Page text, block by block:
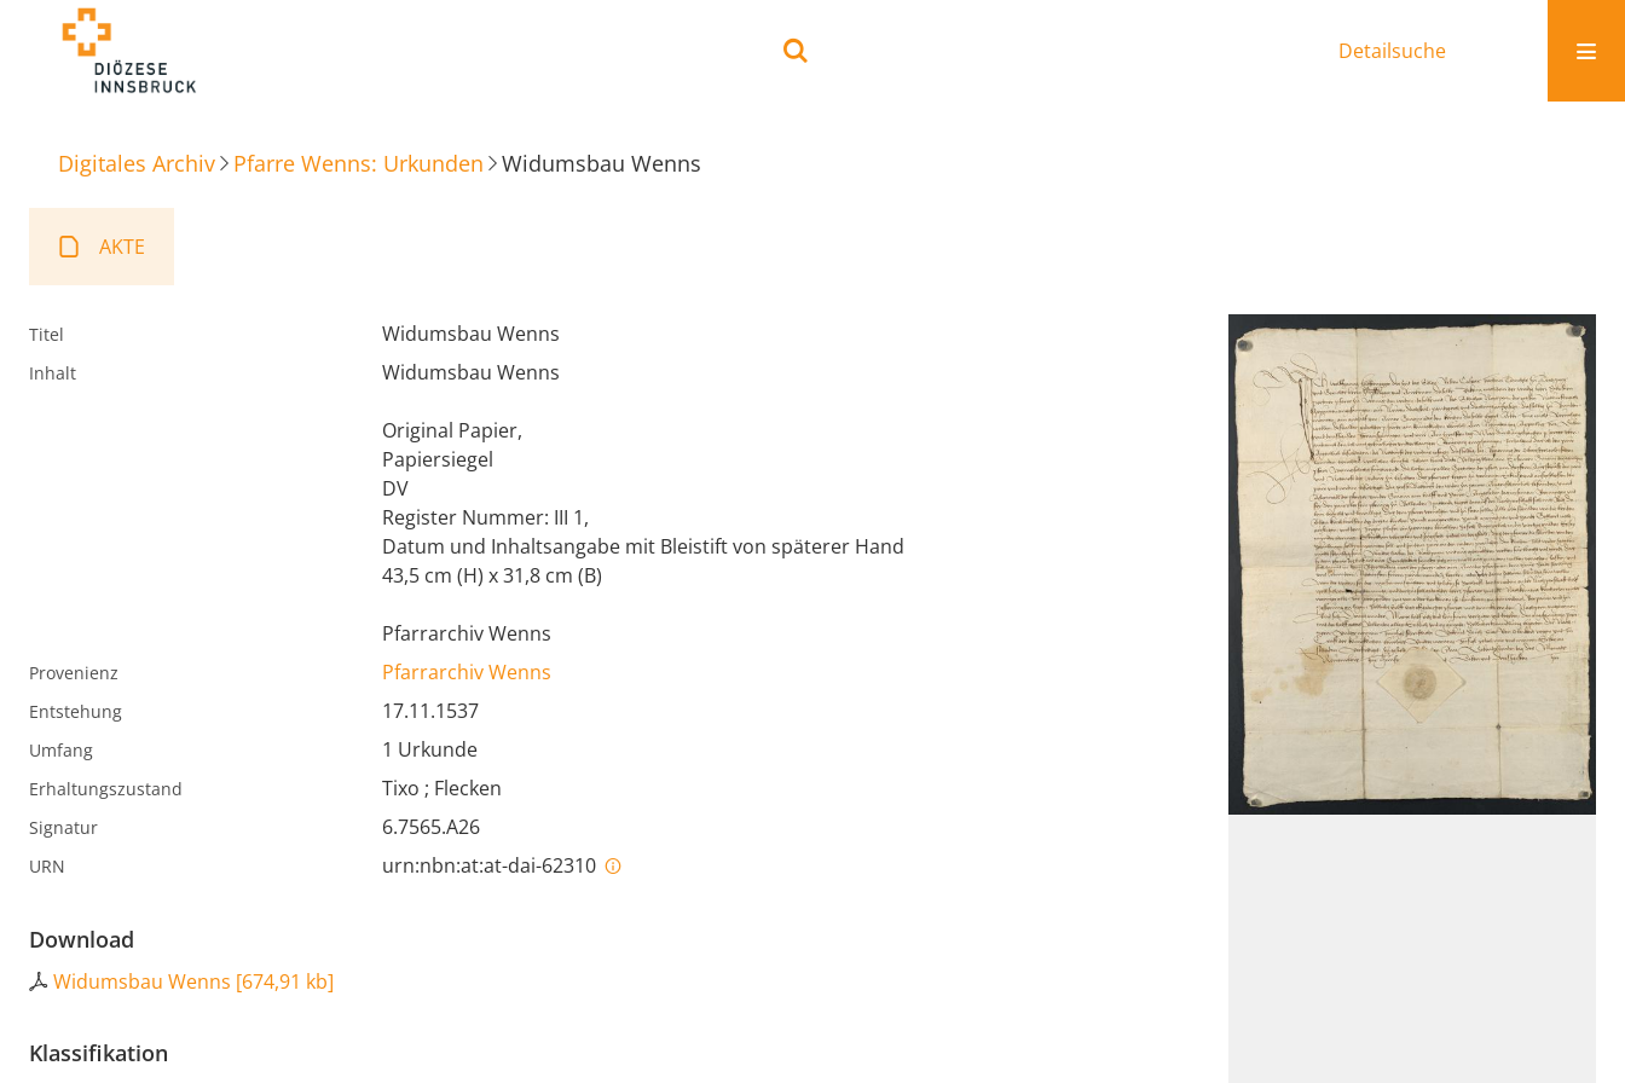
Detailsuche
Digitales Archiv Pfarre Wenns: Urkunden Widumsbau Wenns
AKTE
Titel Widumsbau Wenns
Inhalt Widumsbau Wenns
Original Papier,
Papiersiegel
DV
Register Nummer: III 1,
Datum und Inhaltsangabe mit Bleistift von späterer Hand
43,5 cm (H) x 31,8 cm (B)
Pfarrarchiv Wenns
Provenienz Pfarrarchiv Wenns
Entstehung 17.11.1537
Umfang 1 Urkunde
Erhaltungszustand Tixo ; Flecken
Signatur 6.7565.A26
URN urn:nbn:at:at-dai-62310
Download
Widumsbau Wenns [674,91 kb]
Klassifikation